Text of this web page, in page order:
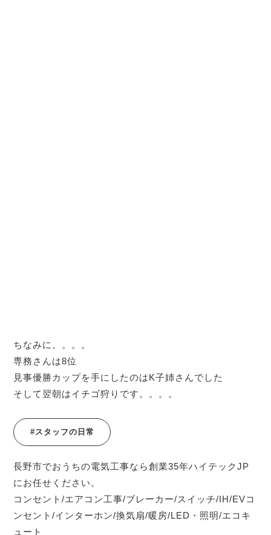
ちなみに。。。。
専務さんは8位
見事優勝カップを手にしたのはK子姉さんでした
そして翌朝はイチゴ狩りです。。。。
#スタッフの日常
長野市でおうちの電気工事なら創業35年ハイテックJP
にお任せください。
コンセント/エアコン工事/ブレーカー/スイッチ/IH/EVコ
ンセント/インターホン/換気扇/暖房/LED・照明/エコキ
ュート